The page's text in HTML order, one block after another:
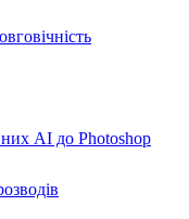
AI до Photoshop